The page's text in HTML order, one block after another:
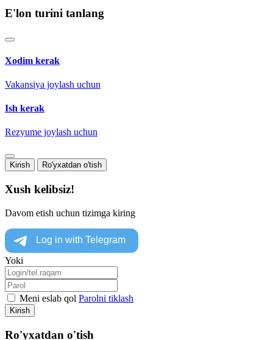
E'lon turini tanlang
Xodim kerak
Vakansiya joylash uchun
Ish kerak
Rezyume joylash uchun
Kirish Ro'yxatdan o'tish
Xush kelibsiz!
Davom etish uchun tizimga kiring
Yoki
Meni eslab qol Parolni tiklash
Kirish
Ro'yxatdan o'tish